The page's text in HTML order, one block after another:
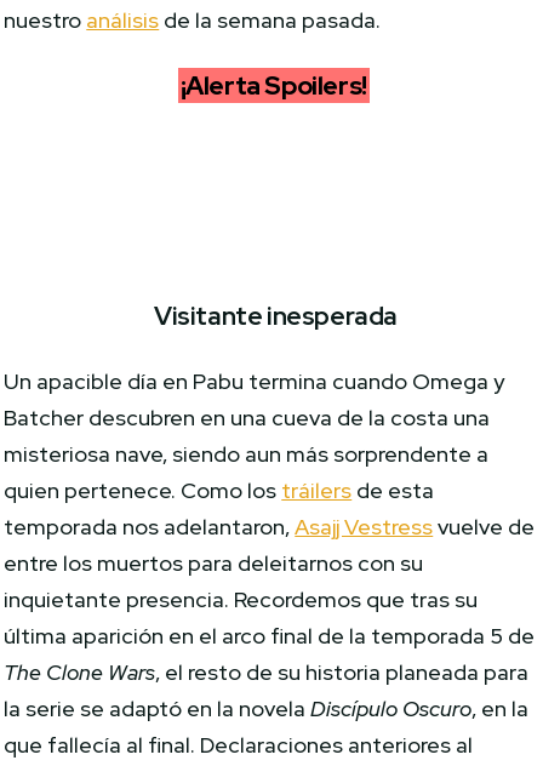
nuestro análisis de la semana pasada.
¡Alerta Spoilers!
Visitante inesperada
Un apacible día en Pabu termina cuando Omega y
Batcher descubren en una cueva de la costa una
misteriosa nave, siendo aun más sorprendente a
quien pertenece. Como los tráilers de esta
temporada nos adelantaron,Asajj Vestressvuelve de
entre los muertos para deleitarnos con su
inquietante presencia. Recordemos que tras su
última aparición en el arco final de la temporada 5 de
The Clone Wars, el resto de su historia planeada para
la serie se adaptó en la novelaDiscípulo Oscuro, en la
que fallecía al final. Declaraciones anteriores al